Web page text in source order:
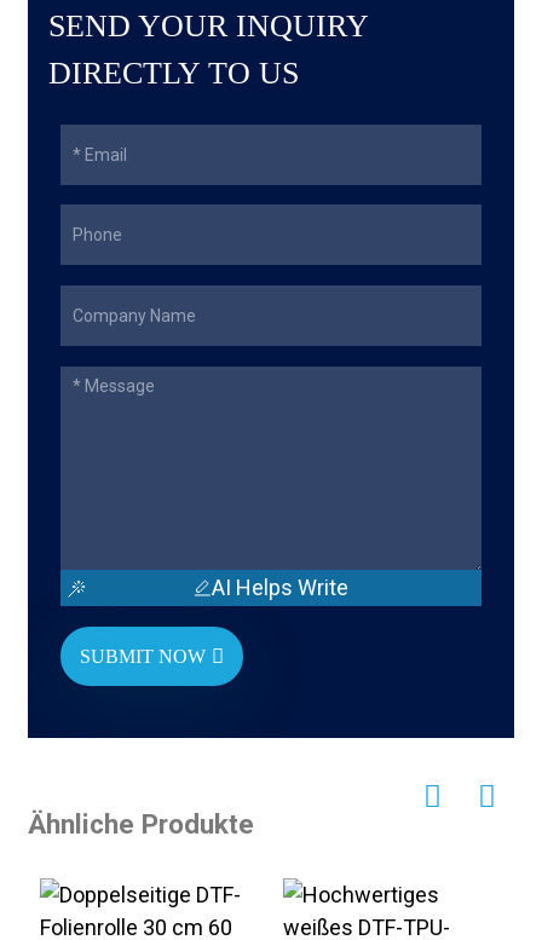
SEND YOUR INQUIRY
DIRECTLY TO US
AI Helps Write
SUBMIT NOW
Ähnliche Produkte